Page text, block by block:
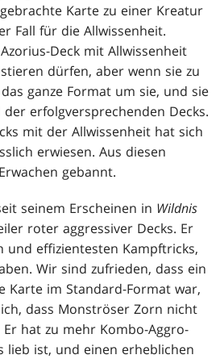
Karte zu einer Kreatur
Fall für die Allwissenheit.
Deck mit Allwissenheit
dürfen, aber wenn sie zu
ganze Format um sie, und sie
erfolgversprechenden Decks.
mit der Allwissenheit hat sich
erwiesen. Aus diesen
gebannt.
seinem Erscheinen in Wildnis
roter aggressiver Decks. Er
und effizientesten Kampftricks,
Wir sind zufrieden, dass ein
Karte im Standard-Format war,
dass Monströser Zorn nicht
hat zu mehr Kombo-Aggro-
lieb ist, und einen erheblichen